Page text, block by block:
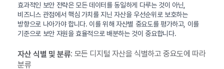
효과적인 보안 전략은 모든 데이터를 동일하게 다루는 것이 아닌,
비즈니스 관점에서 핵심 가치를 지닌 자산을 우선순위로 보호하는
방향으로 나아가야 합니다. 이를 위해 자산별 중요도를 평가하고, 이를
기준으로 보안 자원을 효율적으로 배분하는 것이 중요합니다.
자산 식별 및 분류: 모든 디지털 자산을 식별하고 중요도에 따라
분류